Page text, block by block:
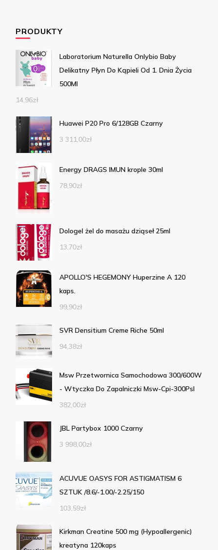
PRODUKTY
Laboratorium Naturella Onlybio Baby
Delikatny Płyn Do Kąpieli Od 1. Dnia Życia
500Ml
14,96zł
Huawei P20 Pro 6/128GB Czarny
3 311,00zł
Energy DRAGS IMUN krople 30ml
78,90zł
Dologel żel do masażu dziąseł 25ml
13,70zł
APOLLO'S HEGEMONY Huperzine A 120
kaps.
99,90zł
SVR Densitium Creme Riche 50ml
94,38zł
Msw Przetwornica Samochodowa 300/600W
- Wtyczka Do Zapalniczki Msw-Cpi-300Psl
382,00zł
JBL Partybox 1000 Czarny
3 998,00zł
ACUVUE OASYS FOR ASTIGMATISM 6
SZTUK /8.6/-1.00/-2.25/150
103,59zł
Kirkman Creatine 500 mg (Hypoallergenic)
kreatyna 120kaps